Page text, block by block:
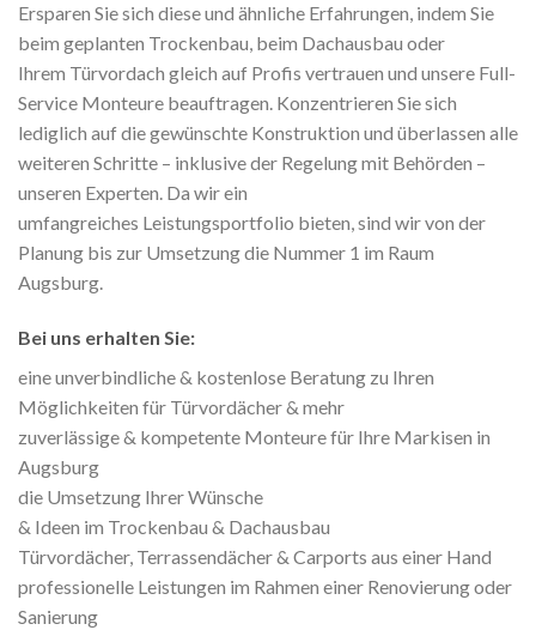
Ersparen Sie sich diese und ähnliche Erfahrungen, indem Sie
beim geplanten Trockenbau, beim Dachausbau oder
Ihrem Türvordach gleich auf Profis vertrauen und unsere Full-
Service Monteure beauftragen. Konzentrieren Sie sich
lediglich auf die gewünschte Konstruktion und überlassen alle
weiteren Schritte – inklusive der Regelung mit Behörden –
unseren Experten. Da wir ein
umfangreiches Leistungsportfolio bieten, sind wir von der
Planung bis zur Umsetzung die Nummer 1 im Raum
Augsburg.
Bei uns erhalten Sie:
eine unverbindliche & kostenlose Beratung zu Ihren
Möglichkeiten für Türvordächer & mehr
zuverlässige & kompetente Monteure für Ihre Markisen in
Augsburg
die Umsetzung Ihrer Wünsche
& Ideen im Trockenbau & Dachausbau
Türvordächer, Terrassendächer & Carports aus einer Hand
professionelle Leistungen im Rahmen einer Renovierung oder
Sanierung